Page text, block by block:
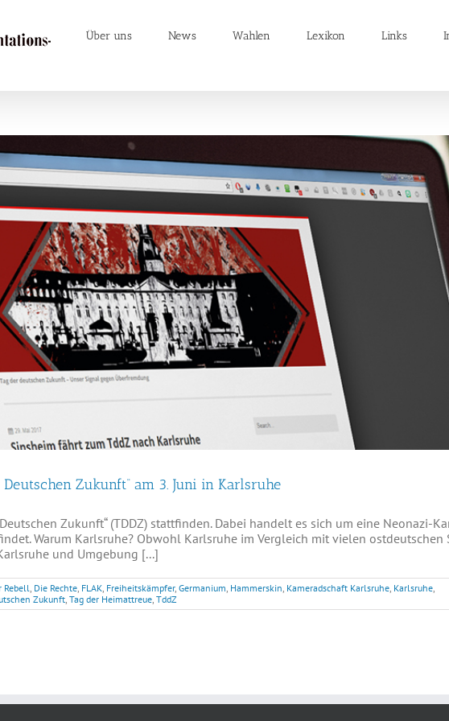
Über uns News Wahlen Lexikon Links
Zukunft“ am 3. Juni in Karlsruhe
Zukunft“ (TDDZ) stattfinden. Dabei handelt es sich um eine Neonazi-
Warum Karlsruhe? Obwohl Karlsruhe im Vergleich mit vielen ostdeutschen
und Umgebung [...]
Rebell, Die Rechte, FLAK, Freiheitskämpfer, Germanium, Hammerskin, Kameradschaft Karlsruhe, Karlsruhe,
Zukunft, Tag der Heimattreue, TddZ